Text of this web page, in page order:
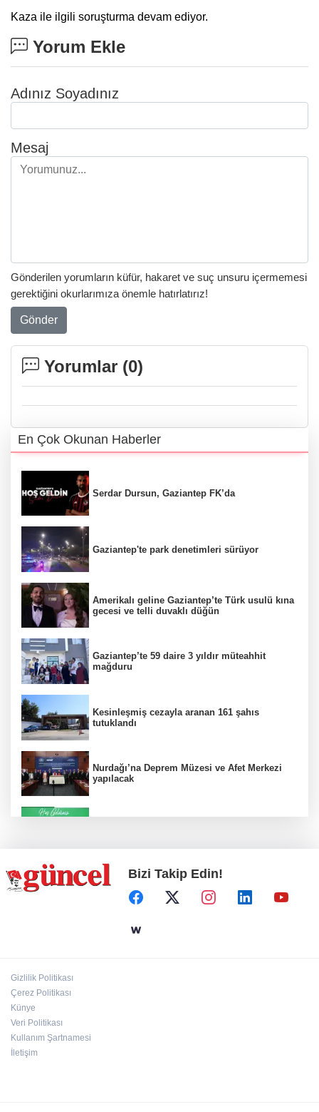
Kaza ile ilgili soruşturma devam ediyor.
Yorum Ekle
Adınız Soyadınız
Mesaj
Gönderilen yorumların küfür, hakaret ve suç unsuru içermemesi
gerektiğini okurlarımıza önemle hatırlatırız!
Gönder
Yorumlar (0)
En Çok Okunan Haberler
Serdar Dursun, Gaziantep FK’da
Gaziantep'te park denetimleri sürüyor
Amerikalı geline Gaziantep’te Türk usulü kına
gecesi ve telli duvaklı düğün
Gaziantep’te 59 daire 3 yıldır müteahhit
mağduru
Kesinleşmiş cezayla aranan 161 şahıs
tutuklandı
Nurdağı’na Deprem Müzesi ve Afet Merkezi
yapılacak
Koruma altındaki çocuklar sporla buluşuyor
Bizi Takip Edin!
Gizlilik Politikası
Çerez Politikası
Künye
Veri Politikası
Kullanım Şartnamesi
İletişim